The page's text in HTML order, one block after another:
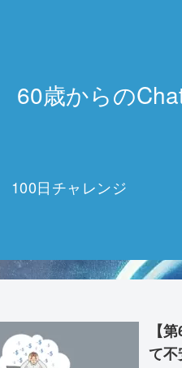
60歳からの
100日チャレンジ
【
て